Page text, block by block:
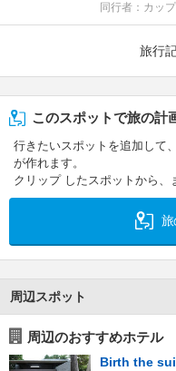
同行者：カッ
旅行
このスポットで旅の計
行きたいスポットを追加して
が作れます。
クリップ したスポットから、
旅
周辺スポット
周辺のおすすめホテル
Birth the